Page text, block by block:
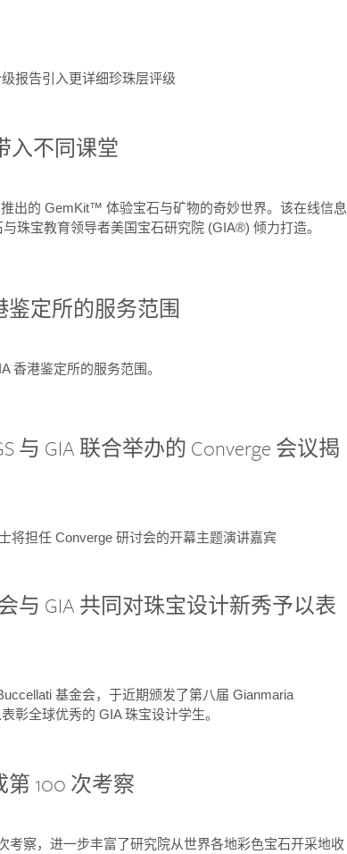
报告引入更详细珍珠层评级
入不同课堂
出的 GemKit™ 体验宝石与矿物的奇妙世界。该在线信息
珠宝教育领导者美国宝石研究院 (GIA®) 倾力打造。
鉴定所的服务范围
香港鉴定所的服务范围。
与 GIA 联合举办的 Converge 会议揭
将担任 Converge 研讨会的开幕主题演讲嘉宾
与 GIA 共同对珠宝设计新秀予以表
基金会，于近期颁发了第八届 Gianmaria
彰全球优秀的 GIA 珠宝设计学生。
100 次考察
考察，进一步丰富了研究院从世界各地彩色宝石开采地收